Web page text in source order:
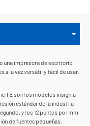
una impresora de escritorio
a la vez versátil y fácil de usar.
TE son los modelos insignia
estándar de la industria
y los 12 puntos por mm
de fuentes pequeñas,